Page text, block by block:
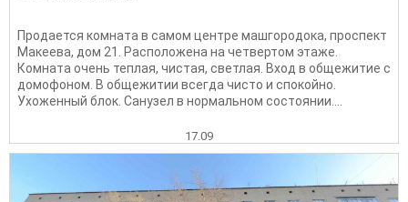
Продается комната в самом центре машгородока, проспект
Макеева, дом 21. Расположена на четвертом этаже.
Комната очень теплая, чистая, светлая. Вход в общежитие с
домофоном. В общежитии всегда чисто и спокойно.
Ухоженный блок. Санузел в нормальном состоянии....
17.09